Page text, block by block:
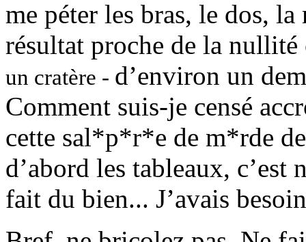
me péter les bras, le dos,
résultat proche de la
un cratère - d’environ un
Comment suis-je censé
cette sal*p*r*e de m*rde
d’abord les tableaux, c’est
fait du bien... J’avais